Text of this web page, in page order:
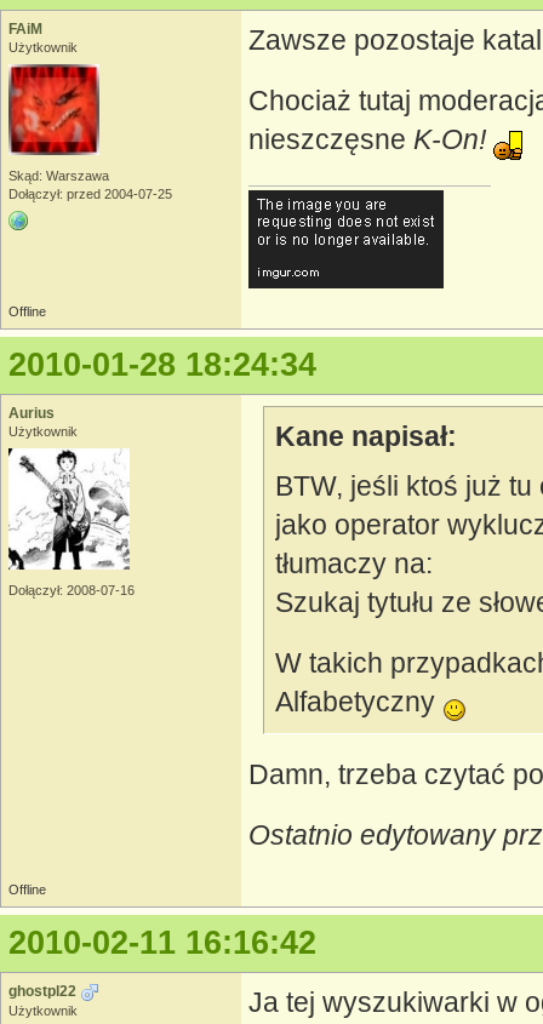
FAiM
Użytkownik
Skąd: Warszawa
Dołączył: przed 2004-07-25
Zawsze pozostaje
Chociaż tutaj
nieszczęsne K-On!
Offline
2010-01-28 18:24:34
Aurius
Użytkownik
Dołączył: 2008-07-16
Kane napisał:
BTW, jeśli ktoś już
jako operator
tłumaczy na:
Szukaj tytułu ze
W takich
Alfabetyczny
Damn, trzeba czytać
Ostatnio edytowany
Offline
2010-02-11 16:16:42
ghostpl22
Użytkownik
Ja tej wyszukiwarki w